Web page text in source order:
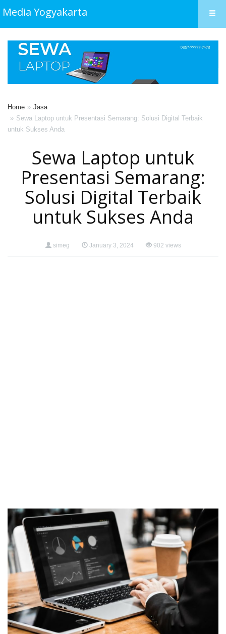
Media Yogyakarta
Home
Jasa
Sewa Laptop untuk Presentasi Semarang: Solusi Digital Terbaik
untuk Sukses Anda
Sewa Laptop untuk
Presentasi Semarang:
Solusi Digital Terbaik
untuk Sukses Anda
simeg January 3, 2024 902 views